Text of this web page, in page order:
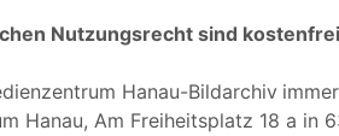
Nutzungsrecht sind
Hanau-Bildarchiv
Hanau, Am Freiheitsplatz 18 a in